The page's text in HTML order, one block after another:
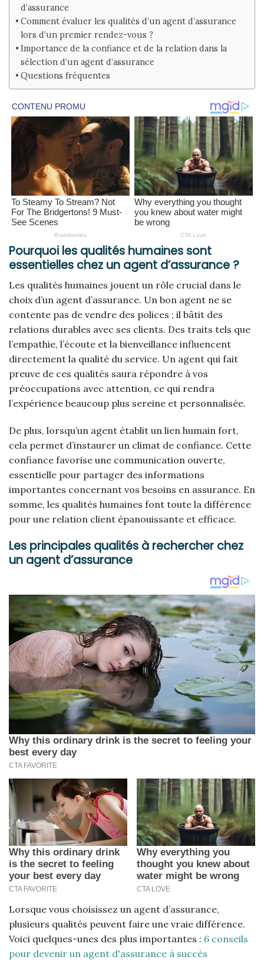
d’assurance
Comment évaluer les qualités d’un agent d’assurance
lors d’un premier rendez-vous ?
Importance de la confiance et de la relation dans la
sélection d’un agent d’assurance
Questions fréquentes
Pourquoi les qualités humaines sont
essentielles chez un agent d’assurance ?
Les qualités humaines jouent un rôle crucial dans le
choix d’un agent d’assurance. Un bon agent ne se
contente pas de vendre des polices ; il bâtit des
relations durables avec ses clients. Des traits tels que
l’empathie, l’écoute et la bienveillance influencent
directement la qualité du service. Un agent qui fait
preuve de ces qualités saura répondre à vos
préoccupations avec attention, ce qui rendra
l’expérience beaucoup plus sereine et personnalisée.
De plus, lorsqu’un agent établit un lien humain fort,
cela permet d’instaurer un climat de confiance. Cette
confiance favorise une communication ouverte,
essentielle pour partager des informations
importantes concernant vos besoins en assurance. En
somme, les qualités humaines font toute la différence
pour une relation client épanouissante et efficace.
Les principales qualités à rechercher chez
un agent d’assurance
Lorsque vous choisissez un agent d’assurance,
plusieurs qualités peuvent faire une vraie différence.
Voici quelques-unes des plus importantes : 6 conseils
pour devenir un agent d'assurance à succès